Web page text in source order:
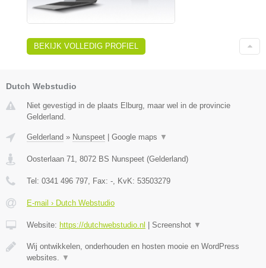
BEKIJK VOLLEDIG PROFIEL
Dutch Webstudio
Niet gevestigd in de plaats Elburg, maar wel in de provincie
Gelderland.
Gelderland » Nunspeet Google maps ▼
Oosterlaan 71, 8072 BS Nunspeet (Gelderland)
Tel: 0341 496 797, Fax: -, KvK: 53503279
E-mail › Dutch Webstudio
Website: https://dutchwebstudio.nl Screenshot ▼
Wij ontwikkelen, onderhouden en hosten mooie en WordPress
websites. ▼